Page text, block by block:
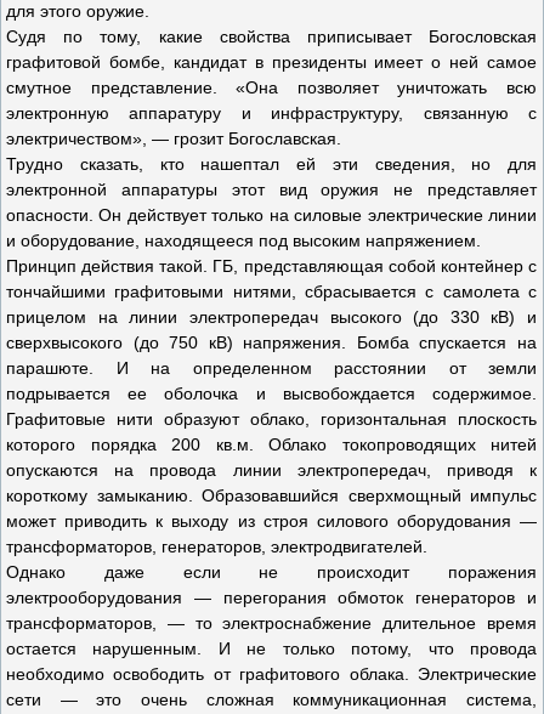
для этого оружие.
Судя по тому, какие свойства приписывает Богословская
графитовой бомбе, кандидат в президенты имеет о ней самое
смутное представление. «Она позволяет уничтожать всю
электронную аппаратуру и инфраструктуру, связанную с
электричеством», — грозит Богославская.
Трудно сказать, кто нашептал ей эти сведения, но для
электронной аппаратуры этот вид оружия не представляет
опасности. Он действует только на силовые электрические линии
и оборудование, находящееся под высоким напряжением.
Принцип действия такой. ГБ, представляющая собой контейнер с
тончайшими графитовыми нитями, сбрасывается с самолета с
прицелом на линии электропередач высокого (до 330 кВ) и
сверхвысокого (до 750 кВ) напряжения. Бомба спускается на
парашюте. И на определенном расстоянии от земли
подрывается ее оболочка и высвобождается содержимое.
Графитовые нити образуют облако, горизонтальная плоскость
которого порядка 200 кв.м. Облако токопроводящих нитей
опускаются на провода линии электропередач, приводя к
короткому замыканию. Образовавшийся сверхмощный импульс
может приводить к выходу из строя силового оборудования —
трансформаторов, генераторов, электродвигателей.
Однако даже если не происходит поражения
электрооборудования — перегорания обмоток генераторов и
трансформаторов, — то электроснабжение длительное время
остается нарушенным. И не только потому, что провода
необходимо освободить от графитового облака. Электрические
сети — это очень сложная коммуникационная система,